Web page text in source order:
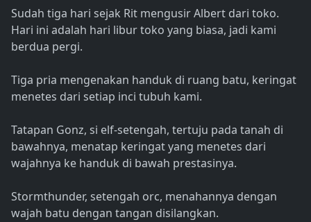
Sudah tiga hari sejak Rit mengusir Albert dari toko.
Hari ini adalah hari libur toko yang biasa, jadi kami
berdua pergi.
Tiga pria mengenakan handuk di ruang batu, keringat
menetes dari setiap inci tubuh kami.
Tatapan Gonz, si elf-setengah, tertuju pada tanah di
bawahnya, menatap keringat yang menetes dari
wajahnya ke handuk di bawah prestasinya.
Stormthunder, setengah orc, menahannya dengan
wajah batu dengan tangan disilangkan.